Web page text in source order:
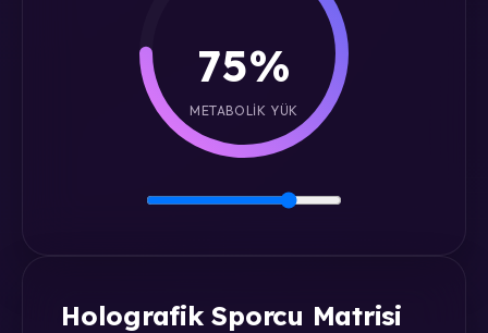
75%
METABOLIK YÜK
Holografik Sporcu Matrisi